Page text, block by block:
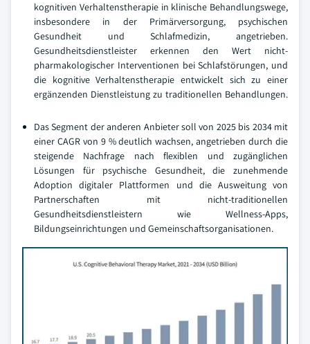
kognitiven Verhaltenstherapie in klinische Behandlungswege,
insbesondere in der Primärversorgung, psychischen
Gesundheit und Schlafmedizin, angetrieben.
Gesundheitsdienstleister erkennen den Wert nicht-
pharmakologischer Interventionen bei Schlafstörungen, und
die kognitive Verhaltenstherapie entwickelt sich zu einer
ergänzenden Dienstleistung zu traditionellen Behandlungen.
Das Segment der anderen Anbieter soll von 2025 bis 2034 mit
einer CAGR von 9 % deutlich wachsen, angetrieben durch die
steigende Nachfrage nach flexiblen und zugänglichen
Lösungen für psychische Gesundheit, die zunehmende
Adoption digitaler Plattformen und die Ausweitung von
Partnerschaften mit nicht-traditionellen
Gesundheitsdienstleistern wie Wellness-Apps,
Bildungseinrichtungen und Gemeinschaftsorganisationen.